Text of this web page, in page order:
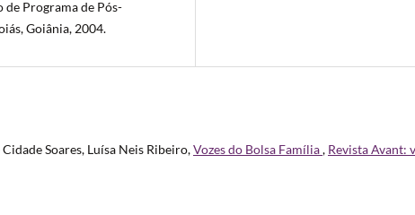
de Programa de Pós-
Goiânia, 2004.
Soares, Luísa Neis Ribeiro,Vozes do Bolsa Família, Revista Avant: